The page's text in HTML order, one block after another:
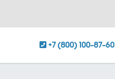
+7 (800) 100-87-60